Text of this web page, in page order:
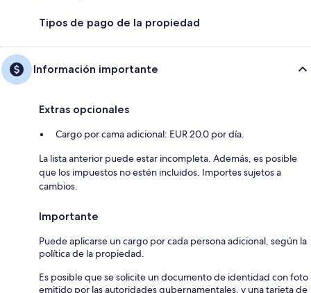
Tipos de pago de la propiedad
Información importante
Extras opcionales
Cargo por cama adicional: EUR 20.0 por día.
La lista anterior puede estar incompleta. Además, es posible
que los impuestos no estén incluidos. Importes sujetos a
cambios.
Importante
Puede aplicarse un cargo por cada persona adicional, según la
política de la propiedad.
Es posible que se solicite un documento de identidad con foto
emitido por las autoridades gubernamentales, y una tarjeta de